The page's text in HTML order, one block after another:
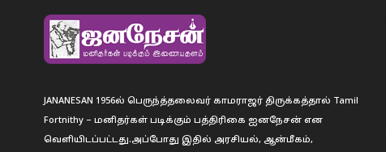
JANANESAN 1956ல் பெருந்த்தலைவர் காமராஜர் திருக்கத்தால் Tamil
Fortnithy – மனிதர்கள் படிக்கும் பத்திரிகை ஐனநேசன் என
வெளியிடப்பட்டது.அப்போது இதில் அரசியல், ஆன்மீகம்,